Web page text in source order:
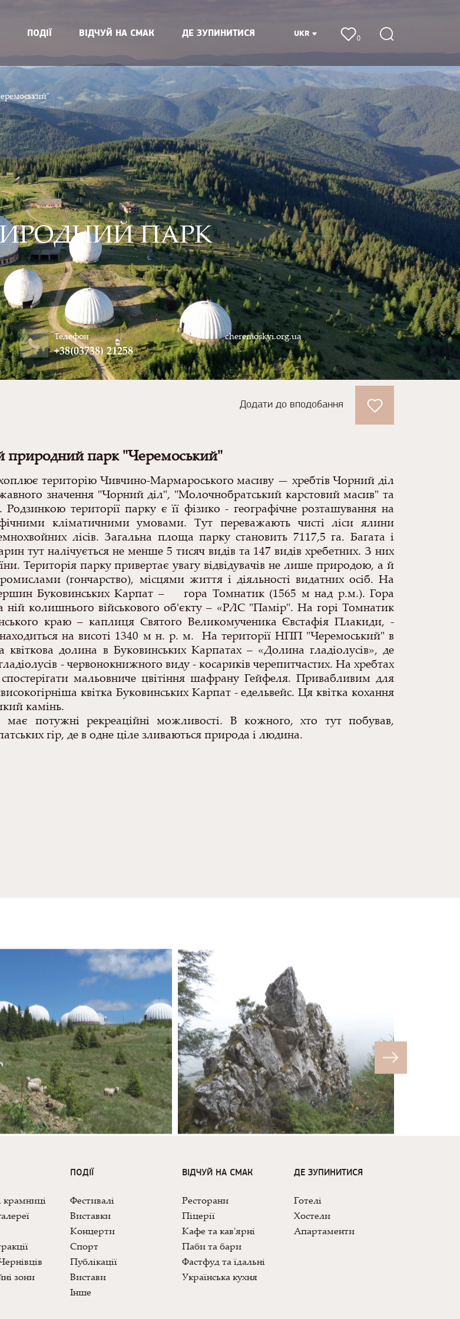
ПОДІЇ ВІДЧУЙ НА СМАК ДЕ ЗУПИНИТИСЯ UKR 0
ПАРК
Телефон
+38(03738) 21258
cheremoskyi.org.ua
Додати до вподобання
природний парк "Черемоський"
територію Чивчино-Мармароського масиву — хребтів Чорний діл
значення "Чорний діл", "Молочнобратський карстовий масив" та
території парку є її фізико - географічне розташування на
кліматичними умовами. Тут переважають чисті ліси ялини
лісів. Загальна площа парку становить 7117,5 га. Багата і
тут налічується не менше 5 тисяч видів та 147 видів хребетних. З них
Територія парку привертає увагу відвідувачів не лише природою, а й
(гончарство), місцями життя і діяльності видатних осіб. На
Буковинських Карпат – гора Томнатик (1565 м над р.м.). Гора
ній колишнього військового об'єкту – «РЛС "Памір". На горі Томнатик
краю – каплиця Святого Великомученика Євстафія Плакиди, -
на висоті 1340 м н. р. м. На території НПП "Черемоський" в
долина в Буковинських Карпатах – «Долина гладіолусів», де
- червонокнижного виду - косариків черепитчастих. На хребтах
мальовниче цвітіння шафрану Гейфеля. Привабливим для
квітка Буковинських Карпат - едельвейс. Ця квітка кохання
камінь.
потужні рекреаційні можливості. В кожного, хто тут побував,
гір, де в одне ціле зливаються природа і людина.
крамниці
зони
ПОДІЇ
Фестивалі
Виставки
Концерти
Спорт
Публікації
Вистави
Інше
ВІДЧУЙ НА СМАК
Ресторани
Піцерії
Кафе та кав'ярні
Паби та бари
Фастфуд та їдальні
Українська кухня
ДЕ ЗУПИНИТИСЯ
Готелі
Хостели
Апартаменти